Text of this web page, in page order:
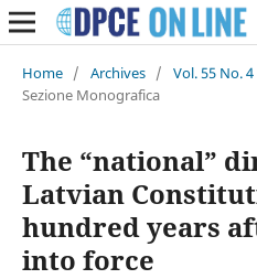
Home / Archives / Vol. 55 No.
Sezione Monografica
The “national”
Latvian
hundred years
into force